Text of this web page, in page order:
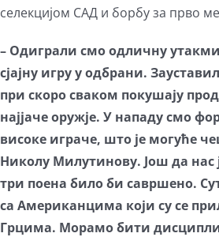
селекцијом САД и борбу за прво
– Одиграли смо одличну
сјајну игру у одбрани.
при скоро сваком покушају
најјаче оружје. У нападу смо
високе играче, што је могуће
Николу Милутинову. Још да нас
три поена било би савршено.
са Американцима који су се
Грцима. Морамо бити